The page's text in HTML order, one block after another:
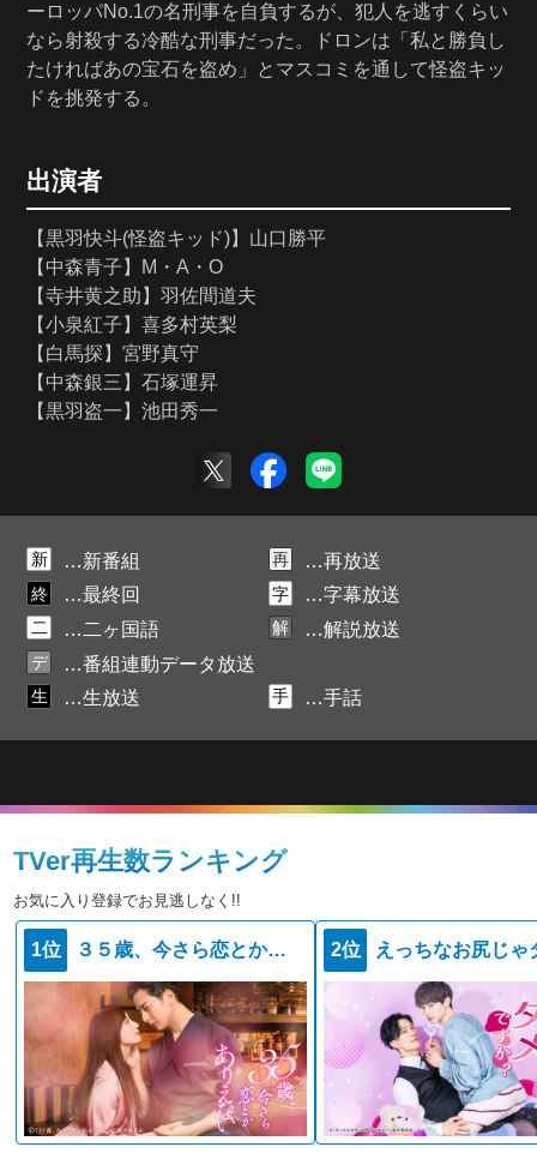
ーロッパNo.1の名刑事を自負するが、犯人を逃すくらい
なら射殺する冷酷な刑事だった。ドロンは「私と勝負し
たければあの宝石を盗め」とマスコミを通して怪盗キッ
ドを挑発する。
出演者
【黒羽快斗(怪盗キッド)】山口勝平
【中森青子】M・A・O
【寺井黄之助】羽佐間道夫
【小泉紅子】喜多村英梨
【白馬探】宮野真守
【中森銀三】石塚運昇
【黒羽盗一】池田秀一
新 …新番組 再 …再放送
終 …最終回 字 …字幕放送
二 …二ヶ国語 解 …解説放送
デ …番組連動データ放送
生 …生放送 手 …手話
TVer再生数ランキング
お気に入り登録でお見逃しなく!!
1位 ３５歳、今さら恋とかありえない 2位